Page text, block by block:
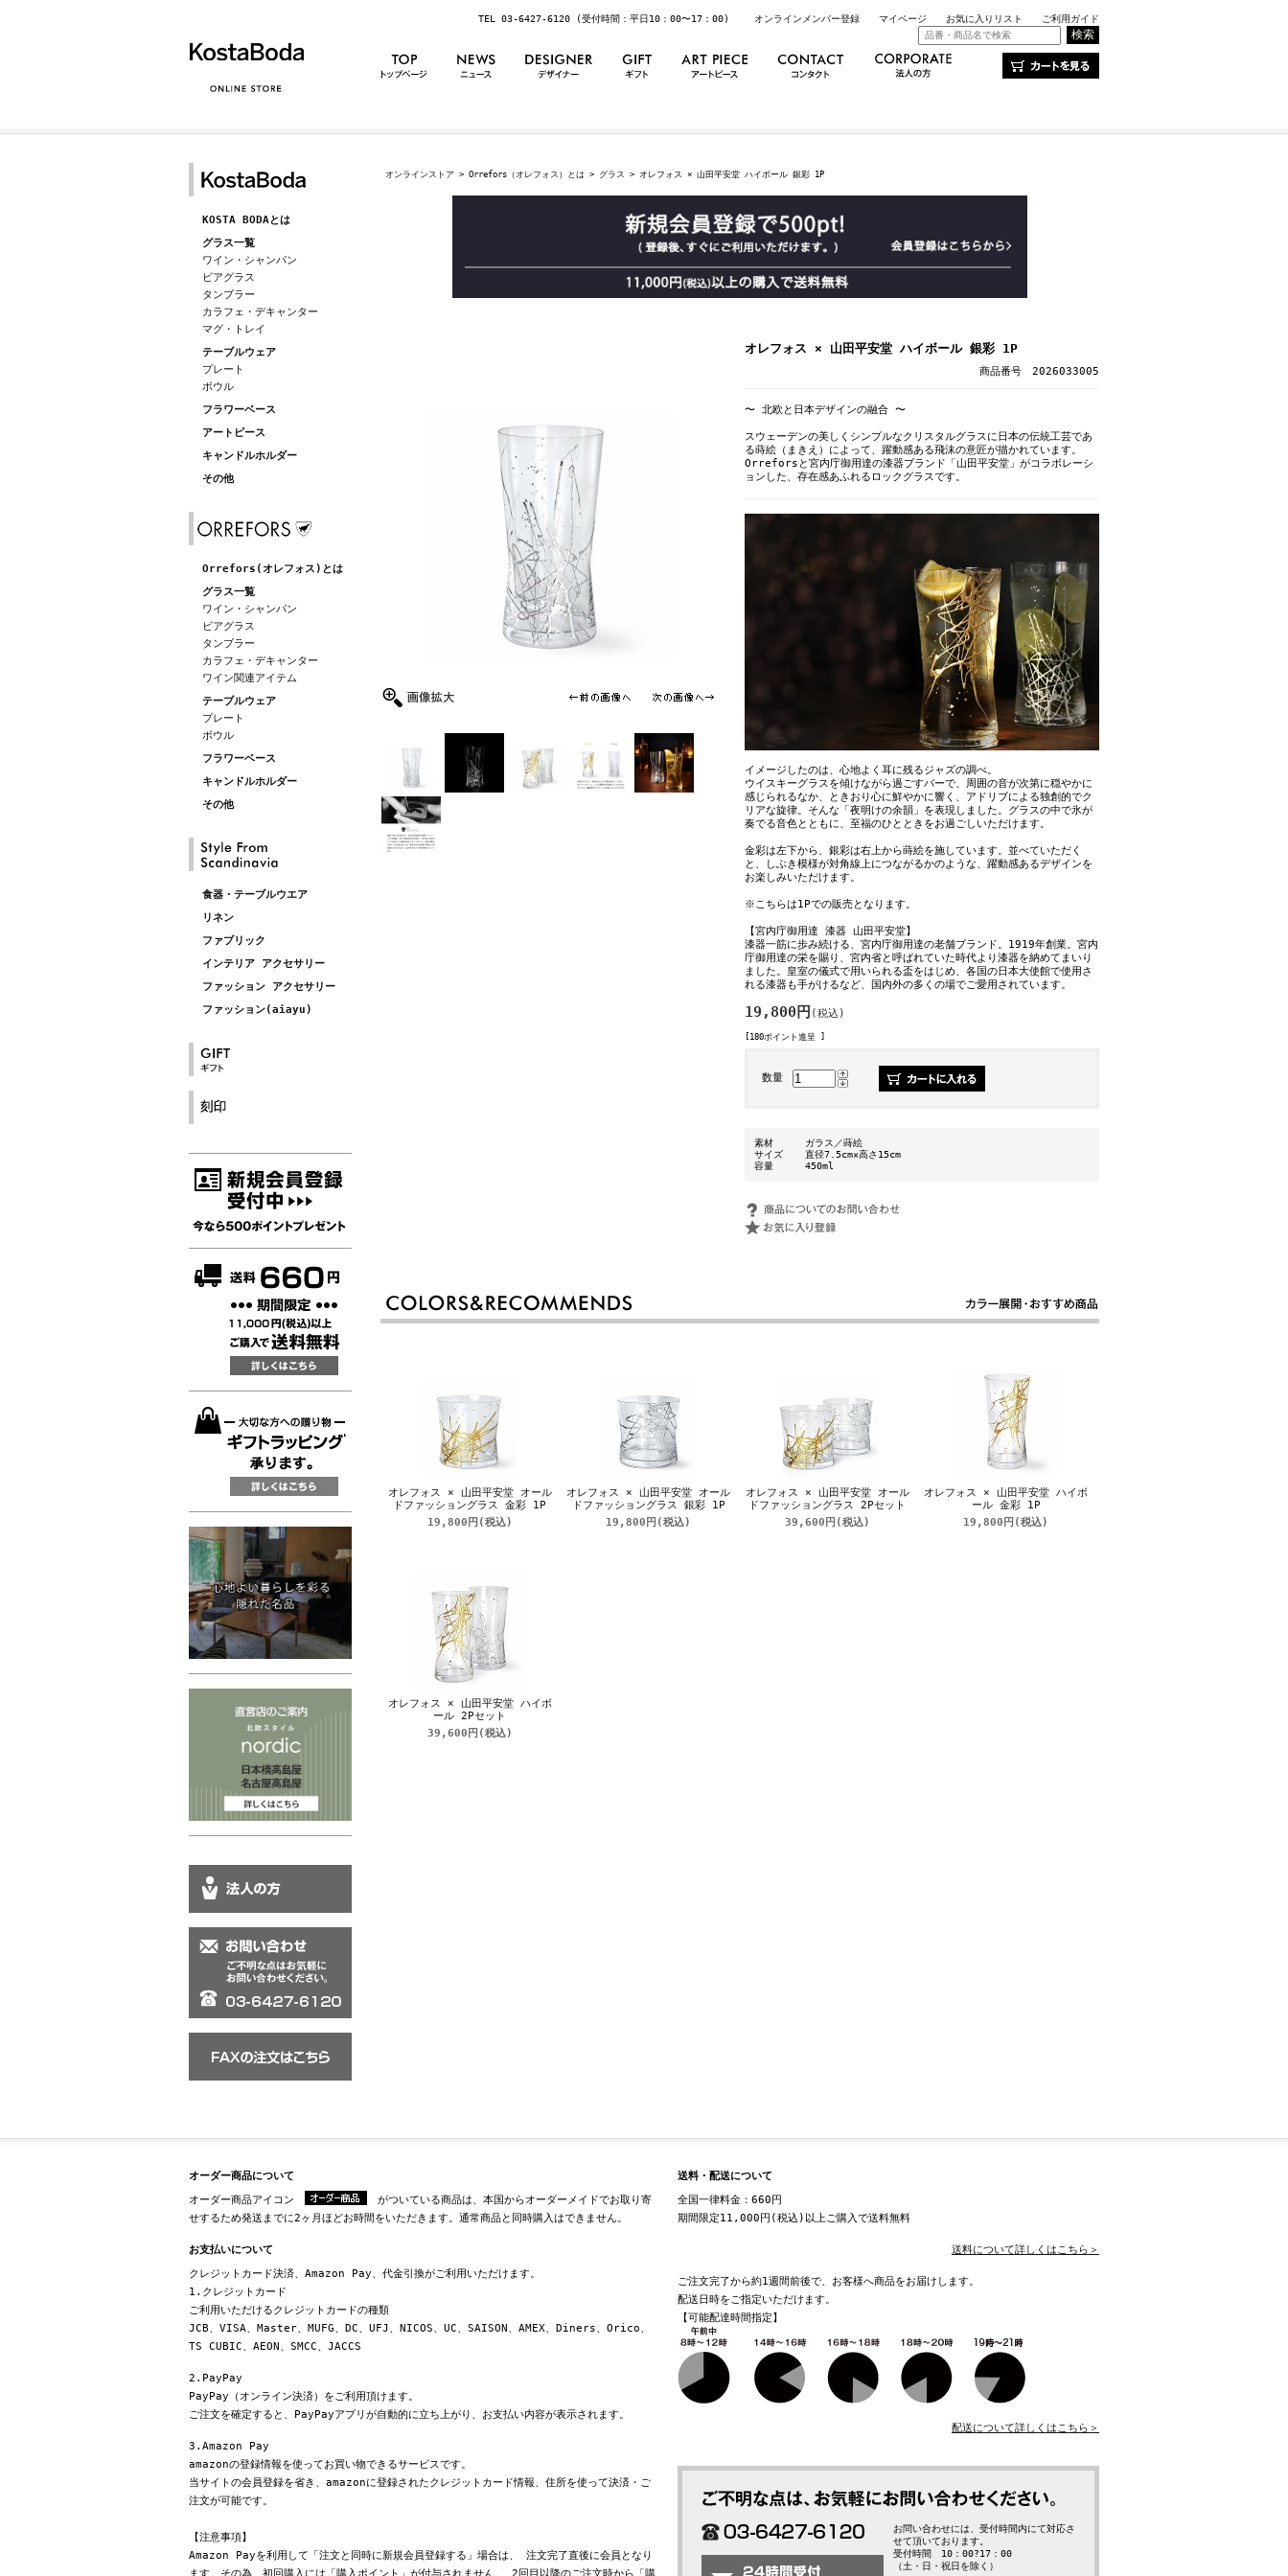
TEL 03-6427-6120 (受付時間：平日10：00〜17：00) オンラインメンバー登録 マイページ お気に入りリスト ご利用ガイド
KOSTA BODAとは
グラス一覧
ワイン・シャンパン
ビアグラス
タンブラー
カラフェ・デキャンター
マグ・トレイ
テーブルウェア
プレート
ボウル
フラワーベース
アートピース
キャンドルホルダー
その他
Orrefors(オレフォス)とは
グラス一覧
ワイン・シャンパン
ビアグラス
タンブラー
カラフェ・デキャンター
ワイン関連アイテム
テーブルウェア
プレート
ボウル
フラワーベース
キャンドルホルダー
その他
食器・テーブルウエア
リネン
ファブリック
インテリア アクセサリー
ファッション アクセサリー
ファッション(aiayu)
オンラインストア > Orrefors（オレフォス）とは > グラス > オレフォス × 山田平安堂 ハイボール 銀彩 1P
オレフォス × 山田平安堂 ハイボール 銀彩 1P
商品番号 2026033005
〜 北欧と日本デザインの融合 〜
スウェーデンの美しくシンプルなクリスタルグラスに日本の伝統工芸であ
る蒔絵（まきえ）によって、躍動感ある飛沫の意匠が描かれています。
Orreforsと宮内庁御用達の漆器ブランド「山田平安堂」がコラボレーシ
ョンした、存在感あふれるロックグラスです。
イメージしたのは、心地よく耳に残るジャズの調べ。
ウイスキーグラスを傾けながら過ごすバーで、周囲の音が次第に穏やかに
感じられるなか、ときおり心に鮮やかに響く、アドリブによる独創的でク
リアな旋律。そんな「夜明けの余韻」を表現しました。グラスの中で氷が
奏でる音色とともに、至福のひとときをお過ごしいただけます。
金彩は左下から、銀彩は右上から蒔絵を施しています。並べていただく
と、しぶき模様が対角線上につながるかのような、躍動感あるデザインを
お楽しみいただけます。
※こちらは1Pでの販売となります。
【宮内庁御用達 漆器 山田平安堂】
漆器一筋に歩み続ける、宮内庁御用達の老舗ブランド。1919年創業。宮内
庁御用達の栄を賜り、宮内省と呼ばれていた時代より漆器を納めてまいり
ました。皇室の儀式で用いられる盃をはじめ、各国の日本大使館で使用さ
れる漆器も手がけるなど、国内外の多くの場でご愛用されています。
19,800円 (税込)
[180ポイント進呈 ]
数量
素材
ガラス／蒔絵
サイズ
直径7.5cm×高さ15cm
容量
450ml
オレフォス × 山田平安堂 オール
ドファッショングラス 金彩 1P
19,800円 (税込)
オレフォス × 山田平安堂 オール
ドファッショングラス 銀彩 1P
19,800円 (税込)
オレフォス × 山田平安堂 オール
ドファッショングラス 2Pセット
39,600円 (税込)
オレフォス × 山田平安堂 ハイボ
ール 金彩 1P
19,800円 (税込)
オレフォス × 山田平安堂 ハイボ
ール 2Pセット
39,600円 (税込)
オーダー商品について
オーダー商品アイコン
がついている商品は、本国からオーダーメイドでお取り寄
せするため発送までに2ヶ月ほどお時間をいただきます。通常商品と同時購入はできません。
お支払いについて
クレジットカード決済、Amazon Pay、代金引換がご利用いただけます。
1.クレジットカード
ご利用いただけるクレジットカードの種類
JCB、VISA、Master、MUFG、DC、UFJ、NICOS、UC、SAISON、AMEX、Diners、Orico、
TS CUBIC、AEON、SMCC、JACCS
2.PayPay
PayPay（オンライン決済）をご利用頂けます。
ご注文を確定すると、PayPayアプリが自動的に立ち上がり、お支払い内容が表示されます。
3.Amazon Pay
amazonの登録情報を使ってお買い物できるサービスです。
当サイトの会員登録を省き、amazonに登録されたクレジットカード情報、住所を使って決済・ご
注文が可能です。
【注意事項】
Amazon Payを利用して「注文と同時に新規会員登録する」場合は、 注文完了直後に会員となり
送料・配送について
全国一律料金：660円
期間限定11,000円(税込)以上ご購入で送料無料
送料について詳しくはこちら＞
ご注文完了から約1週間前後で、お客様へ商品をお届けします。
配送日時をご指定いただけます。
【可能配達時間指定】
配送について詳しくはこちら＞
お問い合わせには、受付時間内にて対応さ
せて頂いております。
受付時間 10：00?17：00
（土・日・祝日を除く）